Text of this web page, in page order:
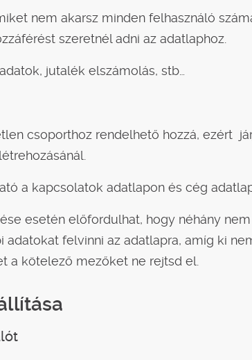
nem akarsz minden felhasználó
szeretnél adni az adatlaphoz.
jutalék elszámolás, stb…
csoporthoz rendelhető hozzá, ezért
a kapcsolatok adatlapon és cég
esetén előfordulhat, hogy néhány
adatokat felvinni az adatlapra, amíg ki
a kötelező mezőket ne rejtsd el.